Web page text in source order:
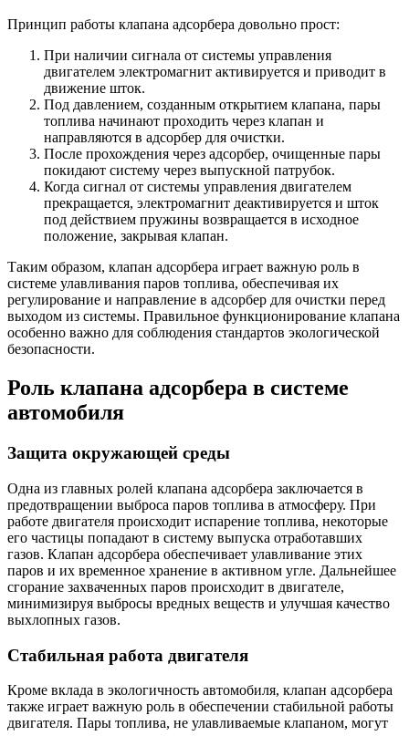
Принцип работы клапана адсорбера довольно прост:
При наличии сигнала от системы управления
двигателем электромагнит активируется и приводит в
движение шток.
Под давлением, созданным открытием клапана, пары
топлива начинают проходить через клапан и
направляются в адсорбер для очистки.
После прохождения через адсорбер, очищенные пары
покидают систему через выпускной патрубок.
Когда сигнал от системы управления двигателем
прекращается, электромагнит деактивируется и шток
под действием пружины возвращается в исходное
положение, закрывая клапан.
Таким образом, клапан адсорбера играет важную роль в
системе улавливания паров топлива, обеспечивая их
регулирование и направление в адсорбер для очистки перед
выходом из системы. Правильное функционирование клапана
особенно важно для соблюдения стандартов экологической
безопасности.
Роль клапана адсорбера в системе
автомобиля
Защита окружающей среды
Одна из главных ролей клапана адсорбера заключается в
предотвращении выброса паров топлива в атмосферу. При
работе двигателя происходит испарение топлива, некоторые
его частицы попадают в систему выпуска отработавших
газов. Клапан адсорбера обеспечивает улавливание этих
паров и их временное хранение в активном угле. Дальнейшее
сгорание захваченных паров происходит в двигателе,
минимизируя выбросы вредных веществ и улучшая качество
выхлопных газов.
Стабильная работа двигателя
Кроме вклада в экологичность автомобиля, клапан адсорбера
также играет важную роль в обеспечении стабильной работы
двигателя. Пары топлива, не улавливаемые клапаном, могут